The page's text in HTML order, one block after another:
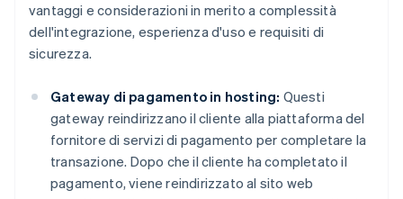
vantaggi e considerazioni in merito a complessità
dell'integrazione, esperienza d'uso e requisiti di
sicurezza.
Gateway di pagamento in hosting: Questi
gateway reindirizzano il cliente alla piattaforma del
fornitore di servizi di pagamento per completare la
transazione. Dopo che il cliente ha completato il
pagamento, viene reindirizzato al sito web